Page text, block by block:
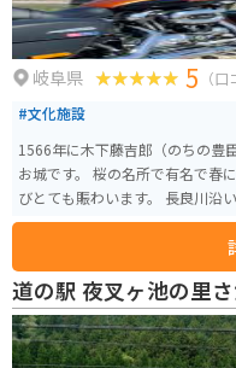
岐阜県 5 （
#文化施設
1566年に木下藤吉郎（のちの豊
お城です。 桜の名所で有名で春
びとても賑わいます。 長良川沿
ポットになっています。
道の駅 夜叉ヶ池の里